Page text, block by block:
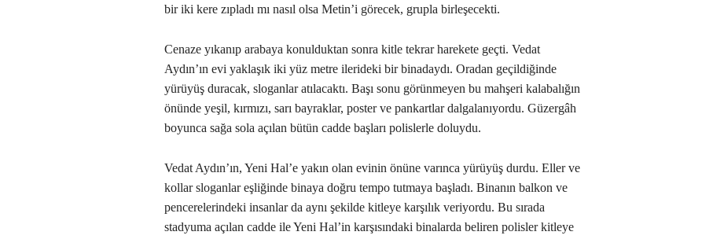
bir iki kere zıpladı mı nasıl olsa Metin’i görecek, grupla birleşecekti.
Cenaze yıkanıp arabaya konulduktan sonra kitle tekrar harekete geçti. Vedat
Aydın’ın evi yaklaşık iki yüz metre ilerideki bir binadaydı. Oradan geçildiğinde
yürüyüş duracak, sloganlar atılacaktı. Başı sonu görünmeyen bu mahşeri kalabalığın
önünde yeşil, kırmızı, sarı bayraklar, poster ve pankartlar dalgalanıyordu. Güzergâh
boyunca sağa sola açılan bütün cadde başları polislerle doluydu.
Vedat Aydın’ın, Yeni Hal’e yakın olan evinin önüne varınca yürüyüş durdu. Eller ve
kollar sloganlar eşliğinde binaya doğru tempo tutmaya başladı. Binanın balkon ve
pencerelerindeki insanlar da aynı şekilde kitleye karşılık veriyordu. Bu sırada
stadyuma açılan cadde ile Yeni Hal’in karşısındaki binalarda beliren polisler kitleye